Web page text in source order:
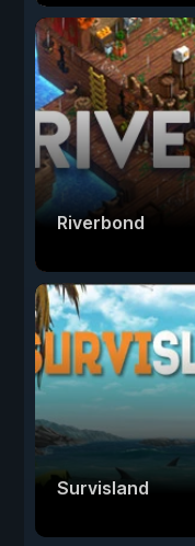
Riverbond
Survisland